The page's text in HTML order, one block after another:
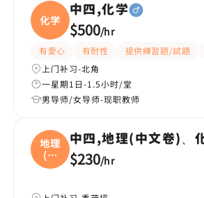
化学
中四,化学
$500/hr
有愛心 有耐性 提供練習題/試題
上门补习-北角
一星期1日-1.5小时/堂
男导师/女导师-现职教师
地理
(中
文
中四,地理(中文卷)、
$230/hr